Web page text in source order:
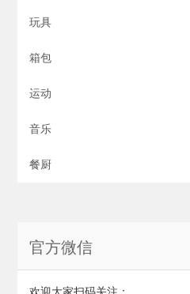
玩具
箱包
运动
音乐
餐厨
官方微信